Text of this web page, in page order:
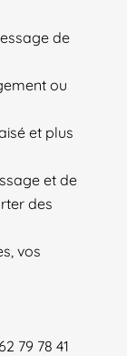
de
ou
et plus
et de
des
vos
79 78 41